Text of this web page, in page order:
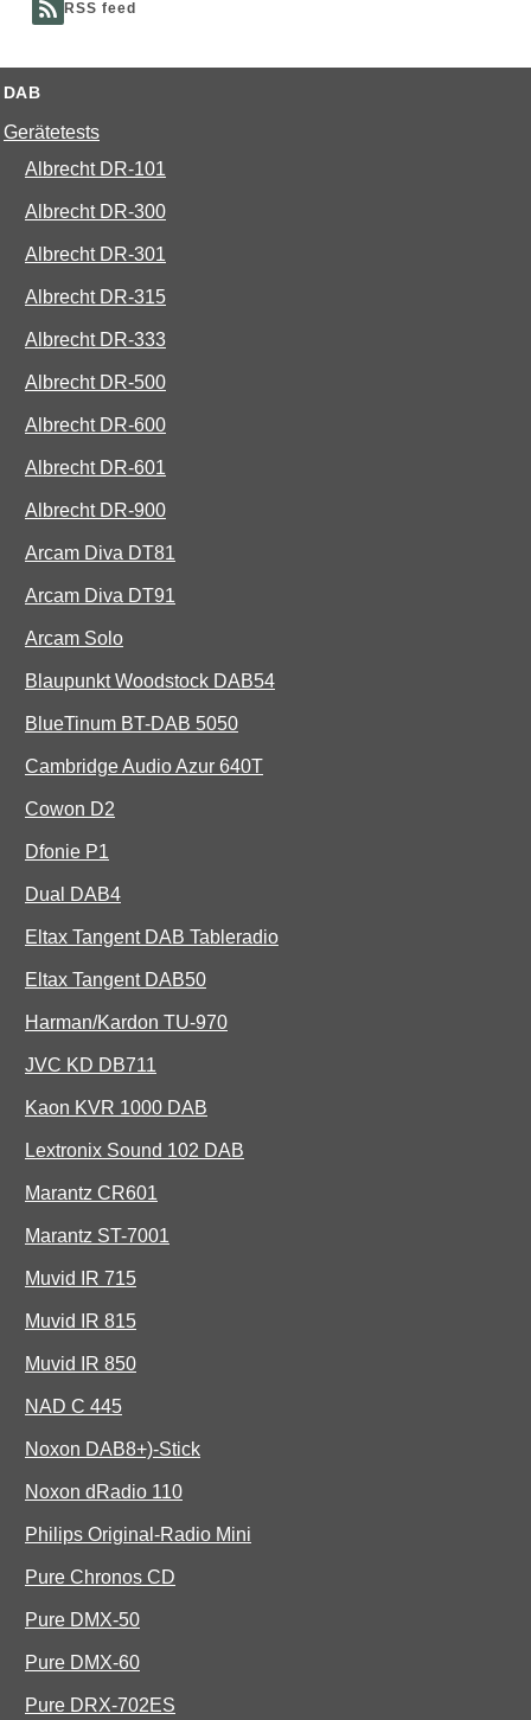
RSS feed
DAB
Gerätetests
Albrecht DR-101
Albrecht DR-300
Albrecht DR-301
Albrecht DR-315
Albrecht DR-333
Albrecht DR-500
Albrecht DR-600
Albrecht DR-601
Albrecht DR-900
Arcam Diva DT81
Arcam Diva DT91
Arcam Solo
Blaupunkt Woodstock DAB54
BlueTinum BT-DAB 5050
Cambridge Audio Azur 640T
Cowon D2
Dfonie P1
Dual DAB4
Eltax Tangent DAB Tableradio
Eltax Tangent DAB50
Harman/Kardon TU-970
JVC KD DB711
Kaon KVR 1000 DAB
Lextronix Sound 102 DAB
Marantz CR601
Marantz ST-7001
Muvid IR 715
Muvid IR 815
Muvid IR 850
NAD C 445
Noxon DAB8+)-Stick
Noxon dRadio 110
Philips Original-Radio Mini
Pure Chronos CD
Pure DMX-50
Pure DMX-60
Pure DRX-702ES